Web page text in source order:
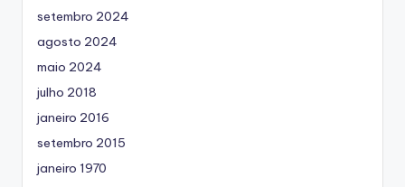
setembro 2024
agosto 2024
maio 2024
julho 2018
janeiro 2016
setembro 2015
janeiro 1970